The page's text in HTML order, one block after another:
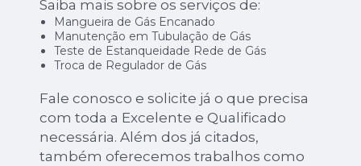
Saiba mais sobre os serviços de:
Mangueira de Gás Encanado
Manutenção em Tubulação de Gás
Teste de Estanqueidade Rede de Gás
Troca de Regulador de Gás
Fale conosco e solicite já o que precisa
com toda a Excelente e Qualificado
necessária. Além dos já citados,
também oferecemos trabalhos como